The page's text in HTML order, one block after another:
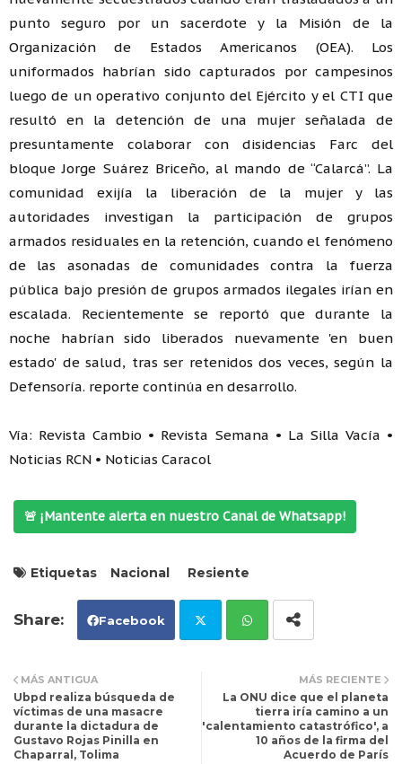
punto seguro por un sacerdote y la Misión de la
Organización de Estados Americanos (OEA). Los
uniformados habrían sido capturados por campesinos
luego de un operativo conjunto del Ejército y el CTI que
resultó en la detención de una mujer señalada de
presuntamente colaborar con disidencias Farc del
bloque Jorge Suárez Briceño, al mando de “Calarcá”. La
comunidad exijía la liberación de la mujer y las
autoridades investigan la participación de grupos
armados residuales en la retención, cuando el fenómeno
de las asonadas de comunidades contra la fuerza
pública bajo presión de grupos armados ilegales irían en
escalada. Recientemente se reportó que durante la
noche habrían sido liberados nuevamente 'en buen
estado' de salud, tras ser retenidos dos veces, según la
Defensoría. reporte continúa en desarrollo.
Vía: Revista Cambio • Revista Semana • La Silla Vacía •
Noticias RCN • Noticias Caracol
🚨 ¡Mantente alerta en nuestro Canal de Whatsapp!
Etiquetas Nacional Resiente
Facebook
ats
MÁS RECIENTE
La ONU dice que el planeta
tierra iría camino a un
'calentamiento catastrófico', a
10 años de la firma del
Acuerdo de París
MÁS ANTIGUA
Ubpd realiza búsqueda de
víctimas de una masacre
durante la dictadura de
Gustavo Rojas Pinilla en
Chaparral, Tolima